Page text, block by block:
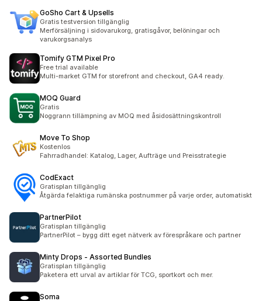
GoSho Cart & Upsells
Gratis testversion tillgänglig
Merförsäljning i sidovarukorg, gratisgåvor, belöningar och
varukorgsanalys
Tomify GTM Pixel Pro
Free trial available
Multi-market GTM for storefront and checkout, GA4 ready.
MOQ Guard
Gratis
Noggrann tillämpning av MOQ med åsidosättningskontroll
Move To Shop
Kostenlos
Fahrradhandel: Katalog, Lager, Aufträge und Preisstrategie
CodExact
Gratisplan tillgänglig
Åtgärda felaktiga rumänska postnummer på varje order, automatiskt
PartnerPilot
Gratisplan tillgänglig
PartnerPilot – bygg ditt eget nätverk av förespråkare och partner
Minty Drops ‑ Assorted Bundles
Gratisplan tillgänglig
Paketera ett urval av artiklar för TCG, sportkort och mer.
Soma